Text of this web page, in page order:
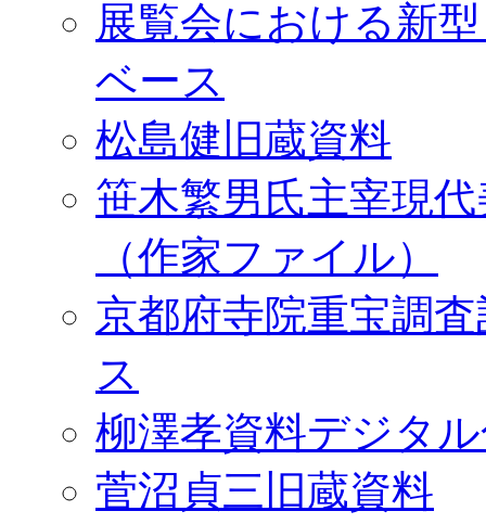
展覧会における新
ベース
松島健旧蔵資料
笹木繁男氏主宰現
（作家ファイル）
京都府寺院重宝調
ス
柳澤孝資料デジタ
菅沼貞三旧蔵資料